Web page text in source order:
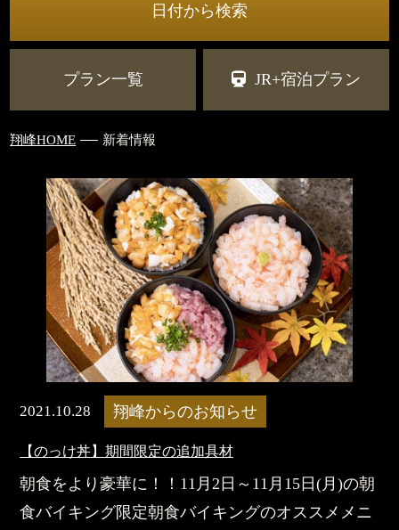
日付から検索
プラン一覧 JR+宿泊プラン
翔峰HOME 新着情報
2021.10.28 翔峰からのお知らせ
【のっけ丼】期間限定の追加具材
朝食をより豪華に！！11月2日～11月15日(月)の朝
食バイキング限定朝食バイキングのオススメメニ